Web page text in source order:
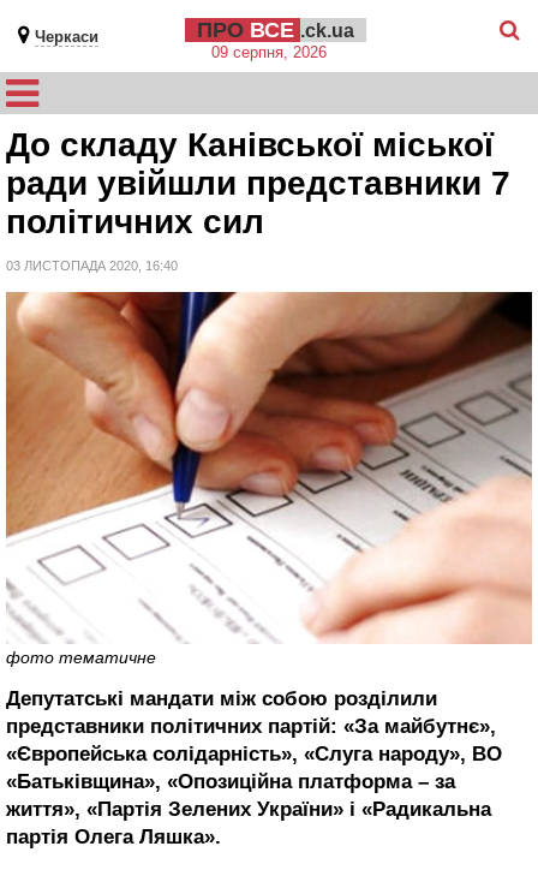
Черкаси ПРО ВСЕ .ck.ua
09 серпня, 2026
До складу Канівської міської
ради увійшли представники 7
політичних сил
03 ЛИСТОПАДА 2020, 16:40
фото тематичне
Депутатські мандати між собою розділили
представники політичних партій: «За майбутнє»,
«Європейська солідарність», «Слуга народу», ВО
«Батьківщина», «Опозиційна платформа – за
життя», «Партія Зелених України» і «Радикальна
партія Олега Ляшка».